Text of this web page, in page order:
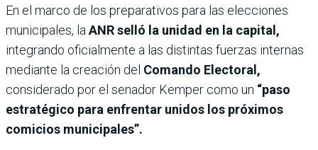
En el marco de los preparativos para las elecciones
municipales, laANR selló la unidad en la capital,
integrando oficialmente a las distintas fuerzas internas
mediante la creación del Comando Electoral,
considerado por el senador Kemper como un “paso
estratégico para enfrentar unidos los próximos
comicios municipales”.